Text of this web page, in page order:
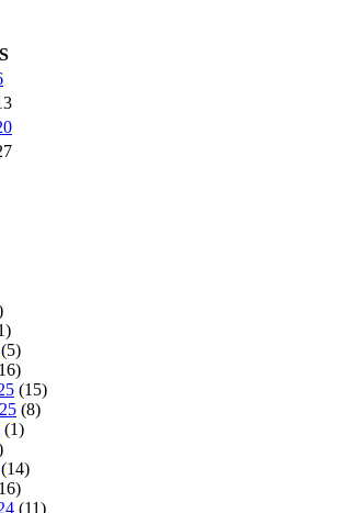
S
(5)
(15)
(8)
(1)
(14)
(11)